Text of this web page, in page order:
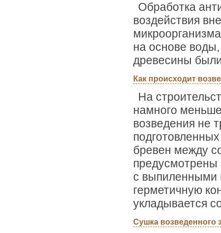
Обработка
воздействия
на основе
древесины
Как происходит
На
намного
возведения не
бревен между
предусмотрены
с выпиленными
герметичную
укладывается
Сушка возведенного